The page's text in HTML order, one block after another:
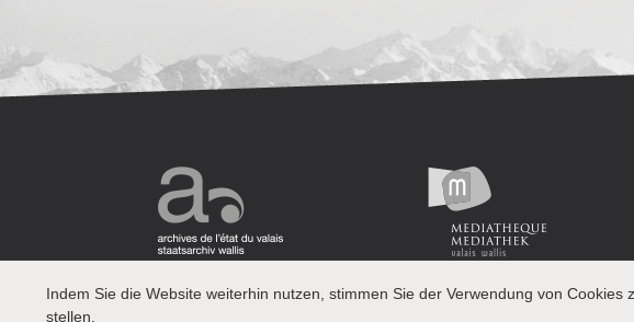
Indem Sie die Website weiterhin nutzen, stimmen Sie der Verwendung von
stellen.